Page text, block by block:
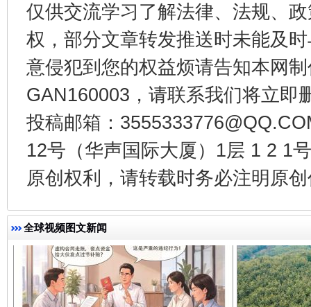
仅供交流学习了解法律、法规、
权，部分文章转发推送时未能及
意侵犯到您的权益烦请告知本网
GAN160003，请联系我们将立即
投稿邮箱：
12号（华声国际大厦）1层 1 2 1
原创权利，请转载时务必注明原
全球视频图文新闻
千年窑火 生生不息
揭开“小金库”的免责幌子